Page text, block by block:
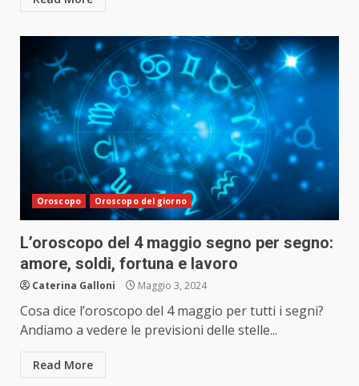
Oroscopo Oroscopo del giorno
L’oroscopo del 4 maggio segno per segno:
amore, soldi, fortuna e lavoro
Caterina Galloni Maggio 3, 2024
Cosa dice l’oroscopo del 4 maggio per tutti i segni?
Andiamo a vedere le previsioni delle stelle...
Read More